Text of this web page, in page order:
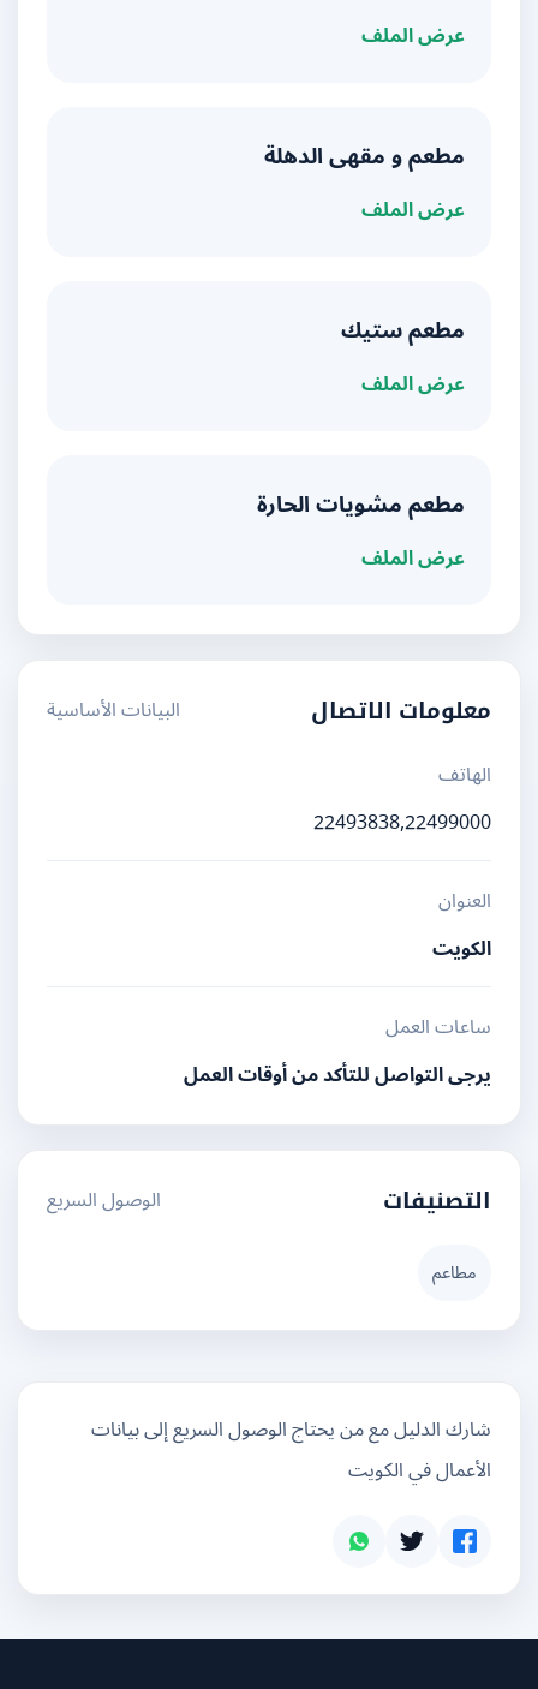
عرض الملف
مطعم و مقهى الدهلة
عرض الملف
مطعم ستيك
عرض الملف
مطعم مشويات الحارة
عرض الملف
معلومات الاتصال
البيانات الأساسية
الهاتف
22493838,22499000
العنوان
الكويت
ساعات العمل
يرجى التواصل للتأكد من أوقات العمل
التصنيفات الوصول السريع
شارك الدليل مع من يحتاج الوصول السريع إلى بيانات
الأعمال في الكويت